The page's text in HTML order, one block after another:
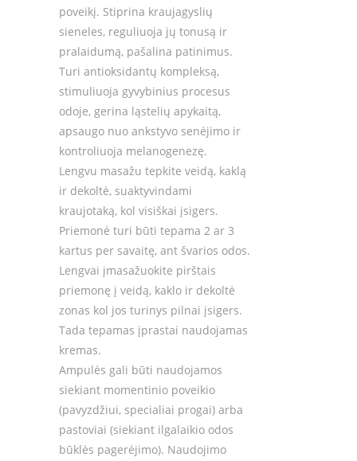
poveikį. Stiprina kraujagyslių
sieneles, reguliuoja jų tonusą ir
pralaidumą, pašalina patinimus.
Turi antioksidantų kompleksą,
stimuliuoja gyvybinius procesus
odoje, gerina ląstelių apykaitą,
apsaugo nuo ankstyvo senėjimo ir
kontroliuoja melanogenezę.
Lengvu masažu tepkite veidą, kaklą
ir dekoltė, suaktyvindami
kraujotaką, kol visiškai įsigers.
Priemonė turi būti tepama 2 ar 3
kartus per savaitę, ant švarios odos.
Lengvai įmasažuokite pirštais
priemonę į veidą, kaklo ir dekoltė
zonas kol jos turinys pilnai įsigers.
Tada tepamas įprastai naudojamas
kremas.
Ampulės gali būti naudojamos
siekiant momentinio poveikio
(pavyzdžiui, specialiai progai) arba
pastoviai (siekiant ilgalaikio odos
būklės pagerėjimo). Naudojimo